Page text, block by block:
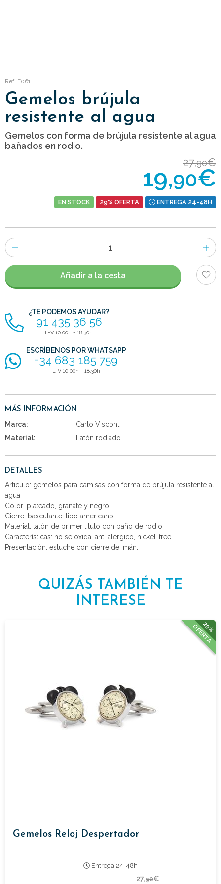
Ref: F061
Gemelos brújula
resistente al agua
Gemelos con forma de brújula resistente al agua
bañados en rodio.
27,90€
19,90€
EN STOCK 29% OFERTA ENTREGA 24-48H
Número
de
artículos
Añadir a la cesta
¿TE PODEMOS AYUDAR?
91 435 36 56
L-V 10:00h - 18:30h
ESCRÍBENOS POR WHATSAPP
+34 683 185 759
L-V 10:00h - 18:30h
MÁS INFORMACIÓN
Marca:
Carlo Visconti
Material:
Latón rodiado
DETALLES
Articulo: gemelos para camisas con forma de brújula resistente al
agua.
Color: plateado, granate y negro.
Cierre: basculante, tipo americano.
Material: latón de primer titulo con baño de rodio.
Características: no se oxida, anti alérgico, nickel-free.
Presentación: estuche con cierre de imán.
QUIZÁS TAMBIÉN TE
INTERESE
29%
OFERTA
Gemelos Reloj Despertador
Entrega 24-48h
27,90€